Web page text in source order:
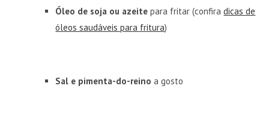
Óleo de soja ou azeite para fritar (confiradicas de
óleos saudáveis para fritura)
Sal e pimenta-do-reino a gosto